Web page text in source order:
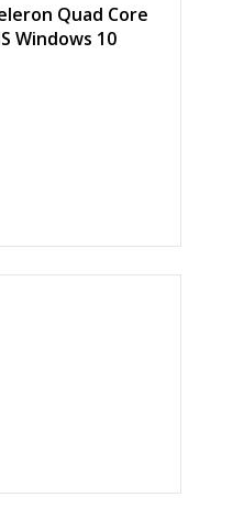
Quad Core
Windows 10